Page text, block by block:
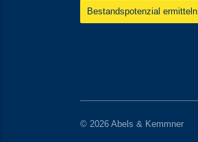
Bestandspotenzial ermitteln
© 2026 Abels & Kemmner